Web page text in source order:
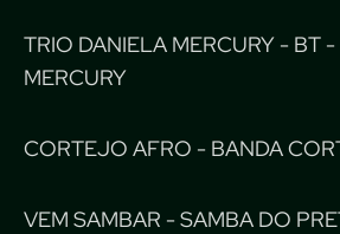
TRIO DANIELA MERCURY - BT
MERCURY
CORTEJO AFRO - BANDA
VEM SAMBAR - SAMBA DO